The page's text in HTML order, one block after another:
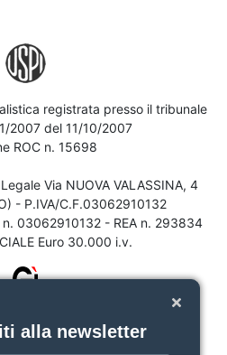
registrata presso il tribunale
2007 del 11/10/2007
ROC n. 15698
Via NUOVA VALASSINA, 4
- P.IVA/C.F.03062910132
03062910132 - REA n. 293834
Euro 30.000 i.v.
alla newsletter